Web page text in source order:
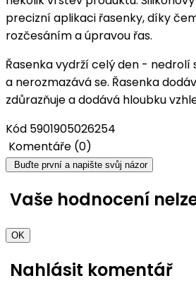
precizní aplikaci řasenky, díky
rozčesáním a úpravou řas.
Řasenka vydrží celý den - nedrolí
a nerozmazává se. Řasenka
zdůrazňuje a dodává hloubku
Kód 5901905026254
Komentáře (0)
Buďte první a napište svůj názor
Vaše hodnocení
OK
Nahlásit komentář